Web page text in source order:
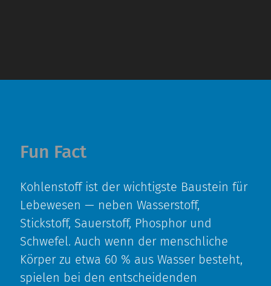
Fun Fact
Kohlenstoff ist der wichtigste Baustein für
Lebewesen — neben Wasserstoff,
Stickstoff, Sauerstoff, Phosphor und
Schwefel. Auch wenn der menschliche
Körper zu etwa 60 % aus Wasser besteht,
spielen bei den entscheidenden